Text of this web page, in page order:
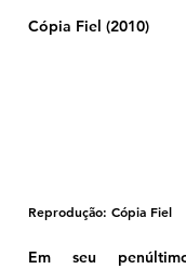
Cópia Fiel (2010)
Reprodução: Cópia Fiel
Em seu